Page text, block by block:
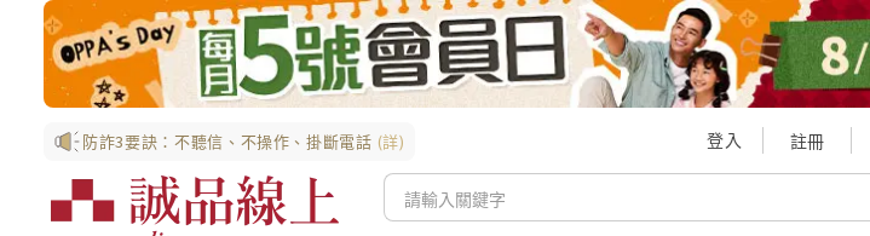
防詐3要訣：不聽信、不操作、掛斷電話 (詳) 登入 註冊